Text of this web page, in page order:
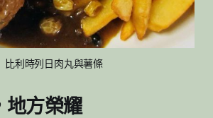
比利時列日肉丸與薯條
地方榮耀